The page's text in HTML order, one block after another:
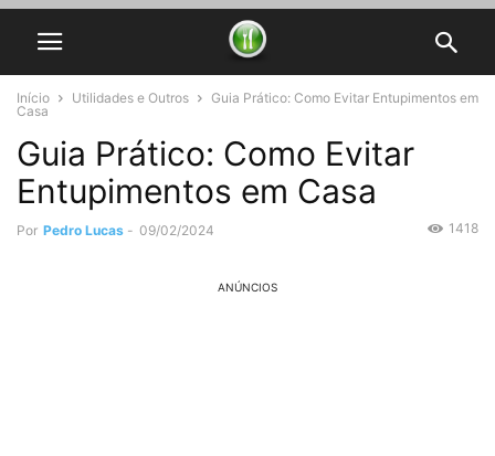
Início Utilidades e Outros
Guia Prático: Como Evitar Entupimentos em
Casa
Guia Prático: Como Evitar
Entupimentos em Casa
Por Pedro Lucas - 09/02/2024 1418
ANÚNCIOS